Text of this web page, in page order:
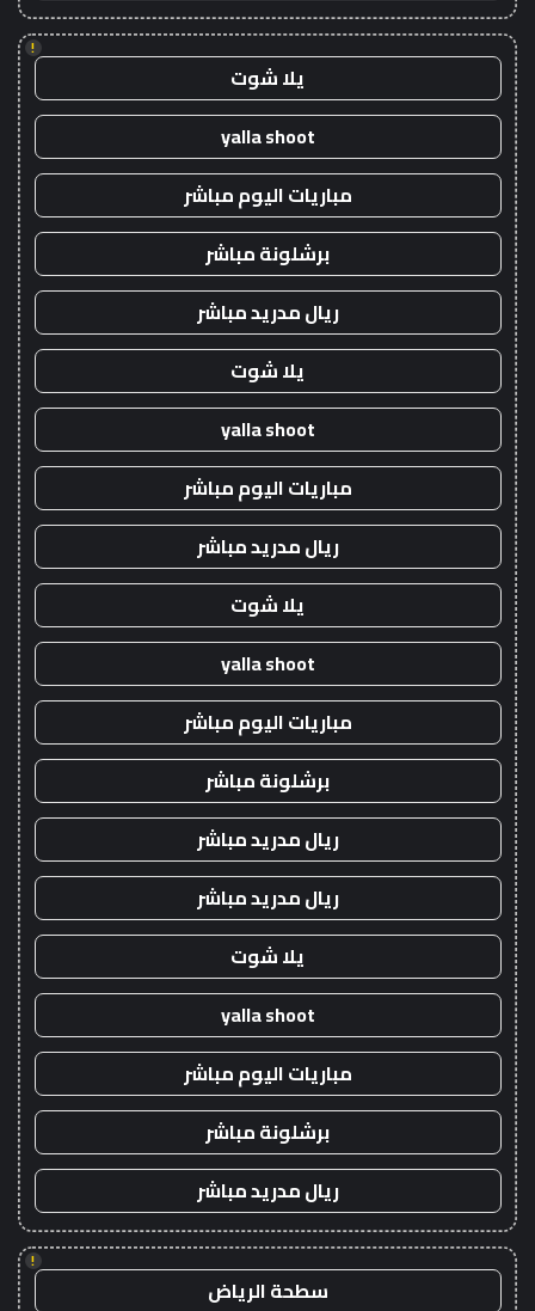
!
يلا شوت
yalla shoot
مباريات اليوم مباشر
برشلونة مباشر
ريال مدريد مباشر
يلا شوت
yalla shoot
مباريات اليوم مباشر
ريال مدريد مباشر
يلا شوت
yalla shoot
مباريات اليوم مباشر
برشلونة مباشر
ريال مدريد مباشر
ريال مدريد مباشر
يلا شوت
yalla shoot
مباريات اليوم مباشر
برشلونة مباشر
ريال مدريد مباشر
!
سطحة الرياض